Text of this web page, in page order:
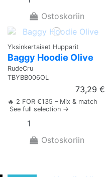
Ostoskoriin
Yksinkertaiset Hupparit
Baggy Hoodie Olive
RudeCru
TBYBB006OL
73,29 €
🔥 2 FOR €135 – Mix & match
See full selection →
Ostoskoriin